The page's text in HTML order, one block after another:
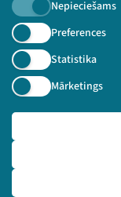
Nepieciešams
Preferences
Statistika
Mārketings
Nepalaid garām
Pieteikties
🔗 https://